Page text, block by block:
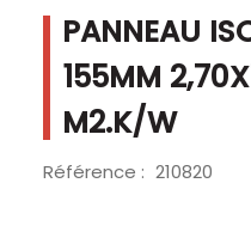
PANNEAU
155MM
M2.K/W
Référence : 210820